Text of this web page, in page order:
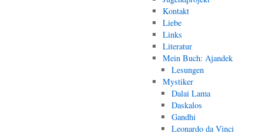
Kontakt
Liebe
Links
Literatur
Mein Buch: Ajandek
Lesungen
Mystiker
Dalai Lama
Daskalos
Gandhi
Leonardo da Vinci